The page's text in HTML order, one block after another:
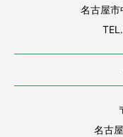
名古屋
名古